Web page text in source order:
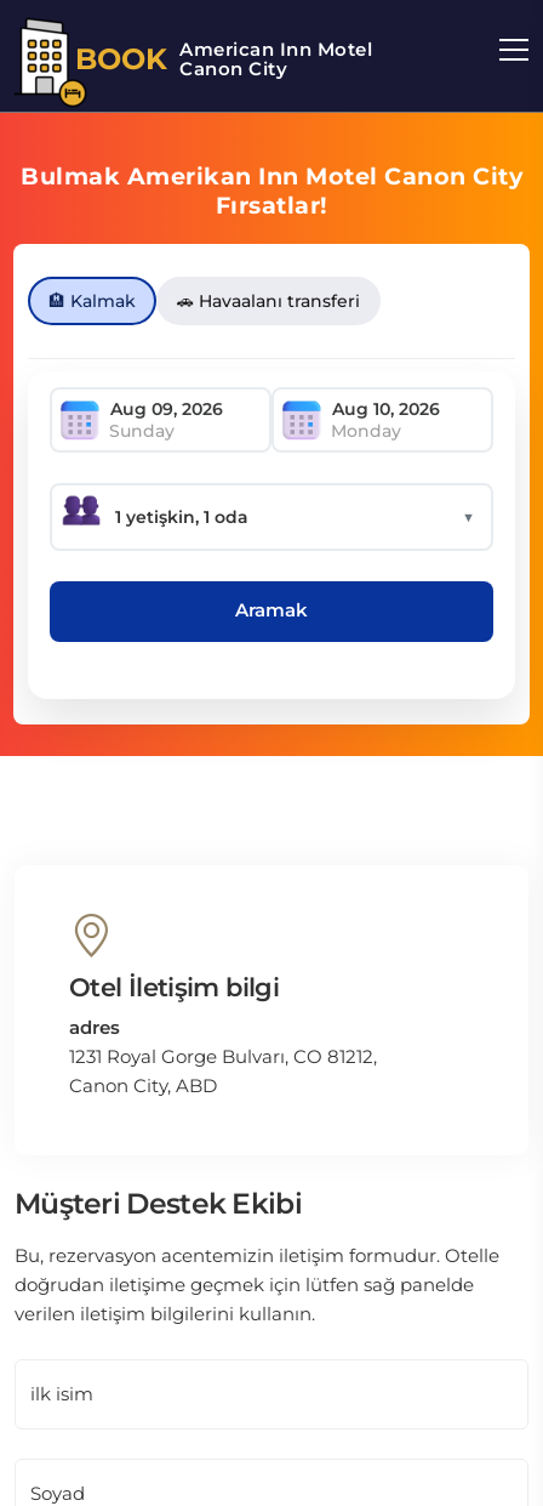
BOOK American Inn Motel
Canon City
Bulmak Amerikan Inn Motel Canon City
Fırsatlar!
🏨 Kalmak 🚗 Havaalanı transferi
Sunday Monday
▼
Aramak
Otel İletişim bilgi
adres
1231 Royal Gorge Bulvarı, CO 81212,
Canon City, ABD
Müşteri Destek Ekibi
Bu, rezervasyon acentemizin iletişim formudur. Otelle
doğrudan iletişime geçmek için lütfen sağ panelde
verilen iletişim bilgilerini kullanın.
ilk isim
Soyad